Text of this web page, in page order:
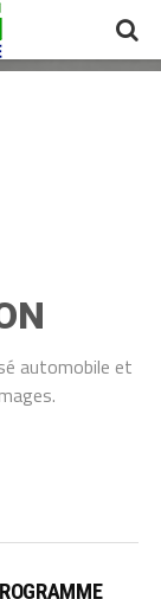
automobile et